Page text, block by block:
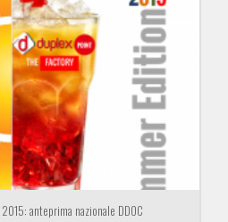
anteprima nazionale DDOC